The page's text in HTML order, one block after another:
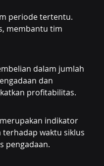
periode tertentu.
membantu tim
dalam jumlah
dan
profitabilitas.
indikator
terhadap waktu siklus
pengadaan.